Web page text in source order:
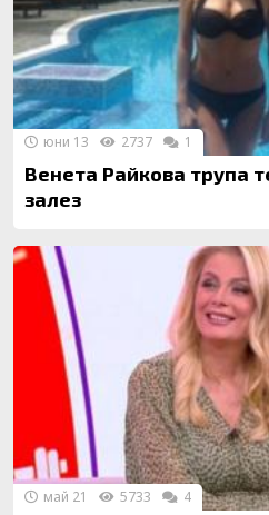
Венета Райкова трупа
залез
юни 13 2737 1
май 21 5733 4